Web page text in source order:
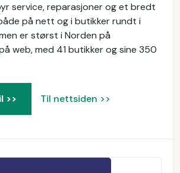
service, reparasjoner og et bredt
på nett og i butikker rundt i
er størst i Norden på
web, med 41 butikker og sine 350
>> Til nettsiden >>